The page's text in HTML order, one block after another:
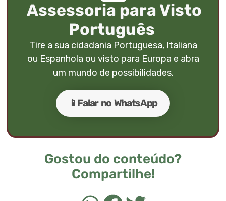
Assessoria para Visto
Português
Tire a sua cidadania Portuguesa, Italiana
ou Espanhola ou visto para Europa e abra
um mundo de possibilidades.
📱Falar no WhatsApp
Gostou do conteúdo?
Compartilhe!